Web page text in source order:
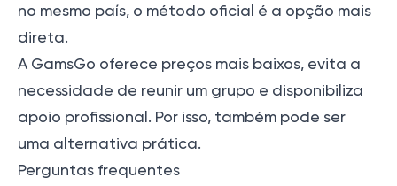
no mesmo país, o método oficial é a opção mais
direta.
A GamsGo oferece preços mais baixos, evita a
necessidade de reunir um grupo e disponibiliza
apoio profissional. Por isso, também pode ser
uma alternativa prática.
Perguntas frequentes